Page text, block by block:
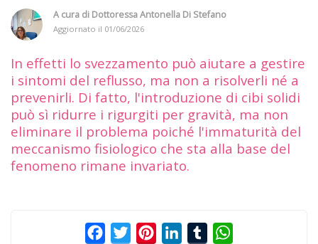
A cura di Dottoressa Antonella Di Stefano
Aggiornato il 01/06/2026
In effetti lo svezzamento può aiutare a gestire
i sintomi del reflusso, ma non a risolverli né a
prevenirli. Di fatto, l'introduzione di cibi solidi
può sì ridurre i rigurgiti per gravità, ma non
eliminare il problema poiché l'immaturità del
meccanismo fisiologico che sta alla base del
fenomeno rimane invariato.
FacebookTwitterPinterestLinkedInTumblr